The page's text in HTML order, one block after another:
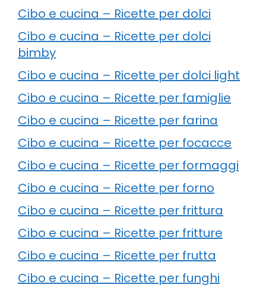
Cibo e cucina – Ricette per dolci
Cibo e cucina – Ricette per dolci
bimby
Cibo e cucina – Ricette per dolci light
Cibo e cucina – Ricette per famiglie
Cibo e cucina – Ricette per farina
Cibo e cucina – Ricette per focacce
Cibo e cucina – Ricette per formaggi
Cibo e cucina – Ricette per forno
Cibo e cucina – Ricette per frittura
Cibo e cucina – Ricette per fritture
Cibo e cucina – Ricette per frutta
Cibo e cucina – Ricette per funghi